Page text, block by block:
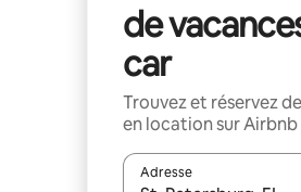
de
car
Trouvez et réservez
en location sur Airbnb
Adresse